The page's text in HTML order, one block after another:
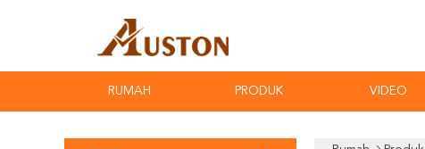
RUMAH PRODUK VIDEO